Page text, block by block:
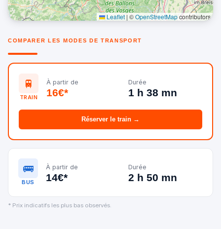
Leaflet| ©OpenStreetMapcontributors
COMPARER LES MODES DE TRANSPORT
🚆
TRAIN
À partir de
16€*
Durée
1 h 38 mn
Réserver le train →
🚌
BUS
À partir de
14€*
Durée
2 h 50 mn
* Prix indicatifs les plus bas observés.